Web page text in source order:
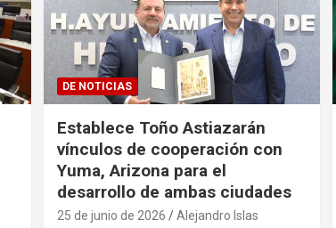
DE NOTICIAS
Establece Toño Astiazarán
vínculos de cooperación con
Yuma, Arizona para el
desarrollo de ambas ciudades
25 de junio de 2026 Alejandro Islas